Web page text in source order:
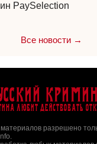
PaySelection
Все новости →
любит действовать
разрешено